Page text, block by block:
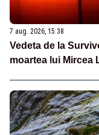
7 aug. 2026, 15:38
Vedeta de la
moartea lui Mircea